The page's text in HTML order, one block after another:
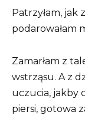
Patrzyłam,
podarowałam
Zamarłam z
wstrząsu. A z
uczucia, jakby
piersi, gotowa